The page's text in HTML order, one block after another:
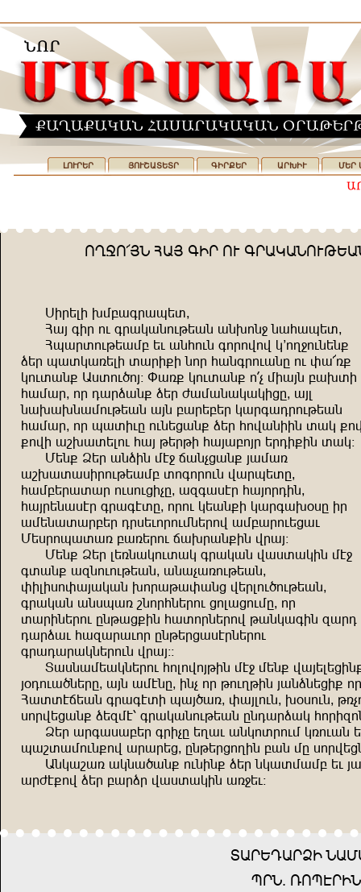
ԼՈՒՐԵՐ ՅՈՒՇԱՏԵՏՐ ԳԻՐՔԵՐ ԱՐԽԻՒ ՄԵՐ
NP>N"WZ AUW ÜRĞ ND
İrğşlr .sçuüğuhşı^
Auw ürğ nd üğumuzndkşuz uz.nz< zuauhşı^
Ahuğındkşusç şd uzandz ünğnfnf m'np<ndzşz=
qşğ huımuxşlr ıuğr=r znğ auzüğnduzg nd yu"x=
mndıuz= Uiınd,nw! Yux= mndıuz= n_v sruwz çu.ır
ausuğ^ nğ euğquz= qşğ cusuzumumrjg^ uwl
zu.u.zusndkşuz uwz çuğşçşğ muğüueğndkşuz
ausuğ^ nğ huırdg ndzşjuz= qşğ anfuzrrz ıum
=nfr ub.uışlnd auw kşğkr auwuçnwğ şğer=rz ıum!
Sşz= Qşğ uzqrz st< ouzvjuz= wusux
ub.uıuirğndkşusç ınünğndz fuğhşıg^
ausçşğuıuğ ndindjrvg^ uöüuitğ auwnğerz^
auwğşzuitğ üğuütıg^ nğnd mşuz=r muğüu.+ig rğ
usşzuıuğçşğ eğişdnğndszşğnf usçuğndşjud
Sşiğnhuıux çuxşğnd ou.ğuz=rz fğuw!
Sşz= Qşğ lşxzumndıum üğumuz fuiıumrz st<
üıuz= uözndndkşuz^ uzuvuxndkşuz^
yrlrinyuwumuz .nğukuyuzj fşğlnd,ndkşuz^
üğumuz uzihux bznğazşğnd jnlujndsg^ nğ
ıuğrzşğnd gzkuj=rz auınğzşğnf kuzmuürz öuğe
euğqud auöuğudnğ gzkşğjuitğzşğnd
üğueuğumzşğndz fğuw!!
Iuizusşumzşğnd anlnfnwkrz st< sşz=
w+endu,zşğg^ uwz ustzg^ rzv nğ kndpkrz
Auııtoşuz üğuütır huw,ux^ yuwlndz^ .+indz^
inğfşjuz= qşöst% üğumuzndkşuz gzeuğqum
Qşğ uğüuiuçşğ üğrvg şpud uzmnığnds
hubıusndz=nf uğuğşj^ gzkşğjnprz çuz sg
Uzmubux umzu,uz= ndzrz= qşğ zmuısusç şd
uğct=nf qşğ çuğqğ fuiıumrz ux<şd!
IUĞŞEUĞQR
HĞZ$ XNHTĞRZ